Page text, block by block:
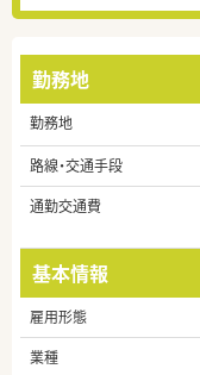
勤務地
勤務地
路線・交通手段
通勤交通費
基本情報
雇用形態
業種